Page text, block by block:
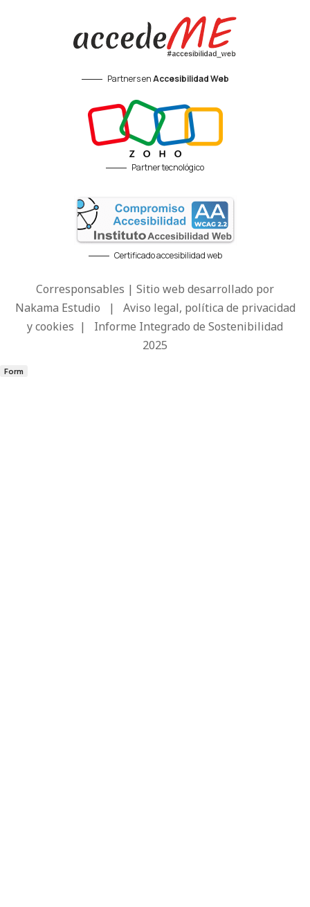
Partners enAccesibilidad Web
Partner tecnológico
Certificado accesibilidad web
Corresponsables | Sitio web desarrollado por
Nakama Estudio | Aviso legal, política de privacidad
y cookies | Informe Integrado de Sostenibilidad
2025
Form